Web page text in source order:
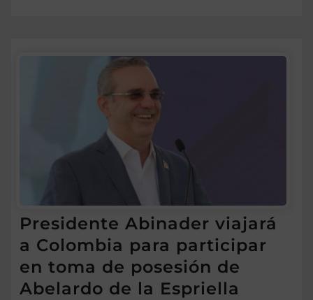
Presidente Abinader viajará
a Colombia para participar
en toma de posesión de
Abelardo de la Espriella